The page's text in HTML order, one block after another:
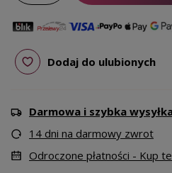
Dodaj do ulubionych
Darmowa i szybka
14 dni na darmowy zwrot
Odroczone płatności - Kup